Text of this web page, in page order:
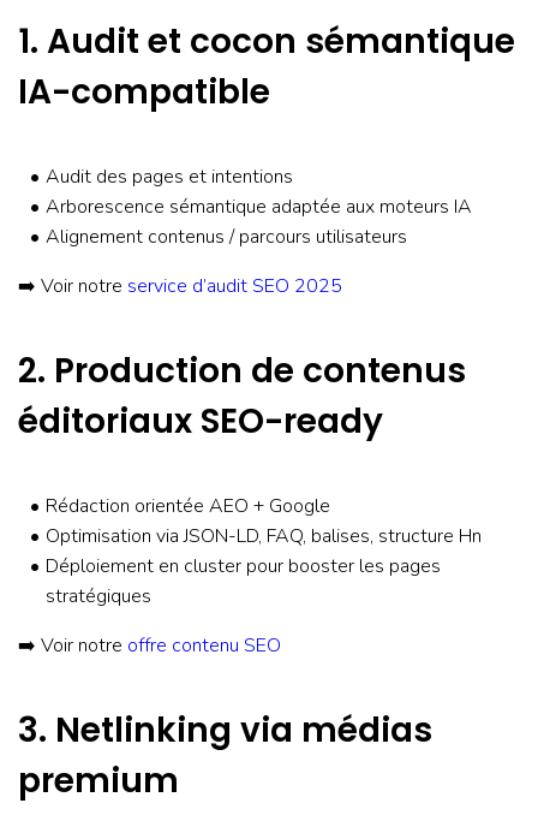
1. Audit et cocon sémantique
IA-compatible
Audit des pages et intentions
Arborescence sémantique adaptée aux moteurs IA
Alignement contenus / parcours utilisateurs
➡️ Voir notre service d’audit SEO 2025
2. Production de contenus
éditoriaux SEO-ready
Rédaction orientée AEO + Google
Optimisation via JSON-LD, FAQ, balises, structure Hn
Déploiement en cluster pour booster les pages
stratégiques
➡️ Voir notre offre contenu SEO
3. Netlinking via médias
premium